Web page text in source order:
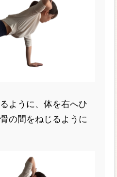
ように、体を右へひ
の間をねじるように